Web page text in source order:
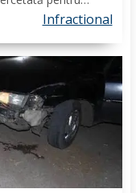
unui vehicul sub
Infractional